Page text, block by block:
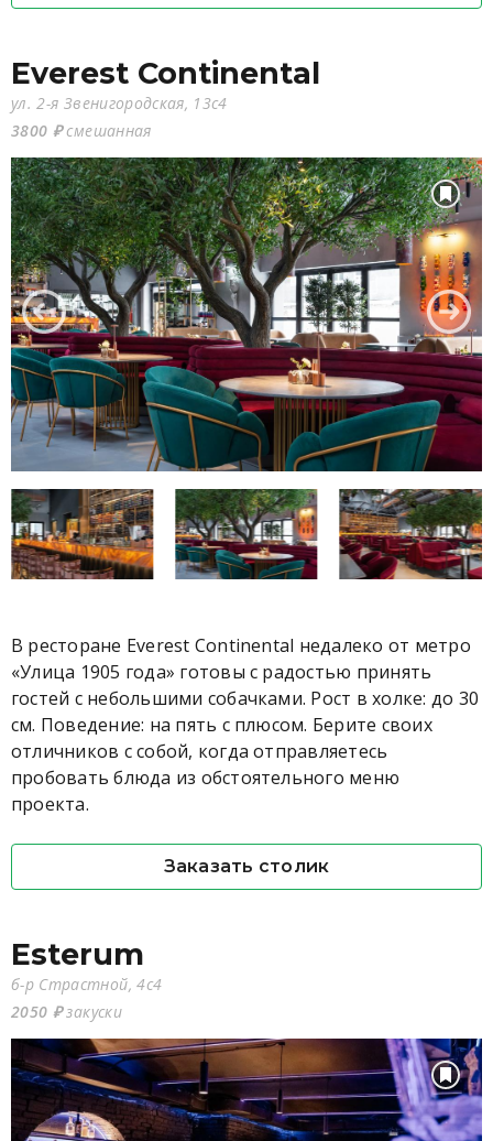
Everest Continental
ул. 2-я Звенигородская, 13с4
3800 ₽смешанная
В ресторане Everest Continental недалеко от метро
«Улица 1905 года» готовы с радостью принять
гостей с небольшими собачками. Рост в холке: до 30
см. Поведение: на пять с плюсом. Берите своих
отличников с собой, когда отправляетесь
пробовать блюда из обстоятельного меню
проекта.
Заказать столик
Esterum
б-р Страстной, 4с4
2050 ₽закуски